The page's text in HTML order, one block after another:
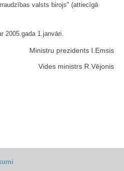
valsts birojs" (attiecīgā
2005.gada 1.janvāri.
Ministru prezidents I.Emsis
Vides ministrs R.Vējonis